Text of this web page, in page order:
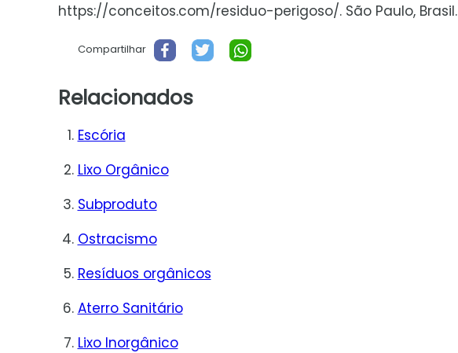
https://conceitos.com/residuo-perigoso/. São Paulo, Brasil.
Compartilhar
Relacionados
Escória
Lixo Orgânico
Subproduto
Ostracismo
Resíduos orgânicos
Aterro Sanitário
Lixo Inorgânico